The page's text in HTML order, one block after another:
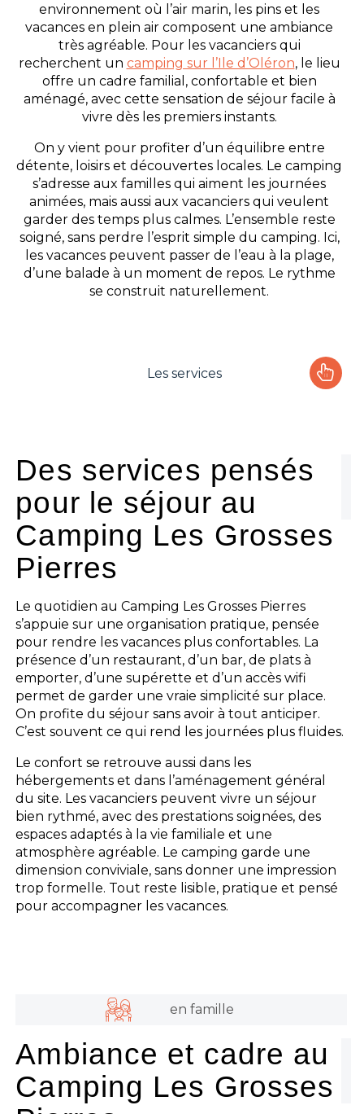
environnement où l’air marin, les pins et les
vacances en plein air composent une ambiance
très agréable. Pour les vacanciers qui
recherchent un camping sur l’Ile d’Oléron, le lieu
offre un cadre familial, confortable et bien
aménagé, avec cette sensation de séjour facile à
vivre dès les premiers instants.
On y vient pour profiter d’un équilibre entre
détente, loisirs et découvertes locales. Le camping
s’adresse aux familles qui aiment les journées
animées, mais aussi aux vacanciers qui veulent
garder des temps plus calmes. L’ensemble reste
soigné, sans perdre l’esprit simple du camping. Ici,
les vacances peuvent passer de l’eau à la plage,
d’une balade à un moment de repos. Le rythme
se construit naturellement.
Les services
Les activités
Les infos pratiques
Des services pensés
pour le séjour au
Camping Les Grosses
Pierres
Le quotidien au Camping Les Grosses Pierres
s’appuie sur une organisation pratique, pensée
pour rendre les vacances plus confortables. La
présence d’un restaurant, d’un bar, de plats à
emporter, d’une supérette et d’un accès wifi
permet de garder une vraie simplicité sur place.
On profite du séjour sans avoir à tout anticiper.
C’est souvent ce qui rend les journées plus fluides.
Le confort se retrouve aussi dans les
hébergements et dans l’aménagement général
du site. Les vacanciers peuvent vivre un séjour
bien rythmé, avec des prestations soignées, des
espaces adaptés à la vie familiale et une
atmosphère agréable. Le camping garde une
dimension conviviale, sans donner une impression
trop formelle. Tout reste lisible, pratique et pensé
pour accompagner les vacances.
en famille
Ambiance et cadre au
Camping Les Grosses